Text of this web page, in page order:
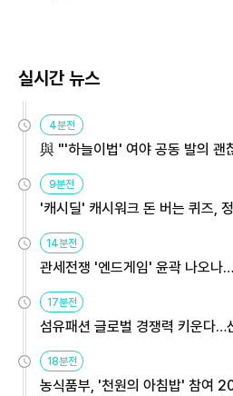
실시간 뉴스
4분전
與 "'하늘이법' 여야 공동 발의 괜
9분전
'캐시딜' 캐시워크 돈 버는 퀴즈,
14분전
관세전쟁 '엔드게임' 윤곽 나오나
용해야
17분전
섬유패션 글로벌 경쟁력 키운다
원
18분전
농식품부, '천원의 아침밥' 참여